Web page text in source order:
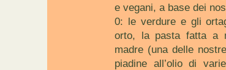
e vegani, a base dei
0: le verdure e gli
orto, la pasta fatta a
madre (una delle
piadine all’olio di